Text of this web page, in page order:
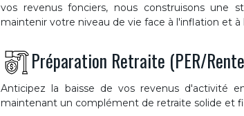
vos revenus fonciers, nous construisons une
maintenir votre niveau de vie face à l'inflation et à
Préparation Retraite (PER/
Anticipez la baisse de vos revenus d'activité
maintenant un complément de retraite solide et